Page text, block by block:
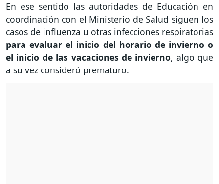
En ese sentido las autoridades de Educación en
coordinación con el Ministerio de Salud siguen los
casos de influenza u otras infecciones respiratorias
para evaluar el inicio del horario de invierno o
el inicio de las vacaciones de invierno, algo que
a su vez consideró prematuro.